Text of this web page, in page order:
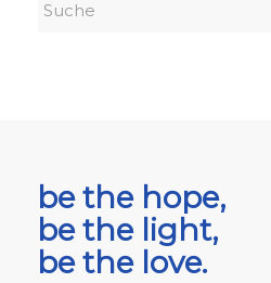
be the hope,
be the light,
be the love.